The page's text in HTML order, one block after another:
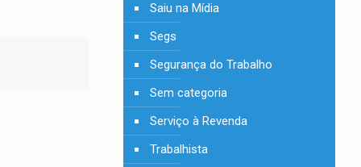
Saiu na Mídia
Segs
Segurança do Trabalho
Sem categoria
Serviço à Revenda
Trabalhista